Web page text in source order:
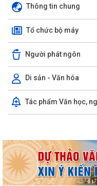
Thông tin chung
Tổ chức bộ máy
Người phát ngôn
Di sản - Văn hóa
Tác phẩm Văn học,
nghiệp và Môi trường Quy
Quyết định số 3039/QĐ-
thành phố về việc công bố